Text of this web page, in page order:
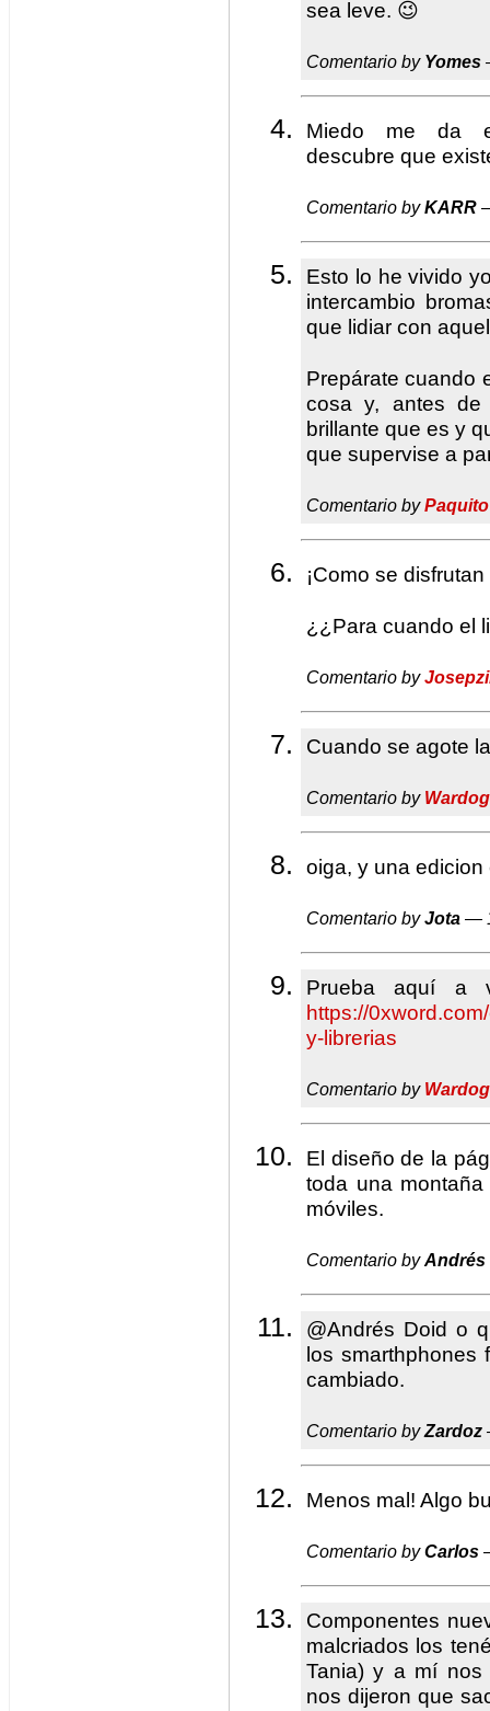
sea leve. 😉
Comentario by Yomes
Miedo me da
descubre que
Comentario byKARR
Esto lo he vivido
intercambio
que lidiar con
Prepárate cuando
cosa y, antes de
brillante que es y
que supervise a
Comentario byPaquito
¡Como se
¿¿Para cuando el
Comentario by
Cuando se agote
Comentario by Wardog
oiga, y una
Comentario byJota —
Prueba aquí a
https://
y-librerias
Comentario by Wardog
El diseño de la
toda una
móviles.
Comentario byAndrés
@Andrés Doid o
los
cambiado.
Comentario byZardoz
Menos mal! Algo
Comentario byCarlos
Componentes
malcriados los
Tania) y a mí nos
nos dijeron que